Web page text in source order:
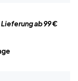
ab 99 €